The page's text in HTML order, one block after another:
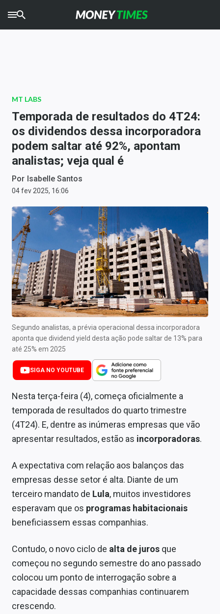
Giro do Mercado
Newsletters
Money Trader
Anuncie
Últimas Notícias
Newsletters
Cotações
Comprar ou vender?
Carteiras Recomendadas
Central de Dividendos
Central de Fundos Imobiliários
Renda Fixa
Finanças Pessoais
Mercados
Economia
Empresas
Política
Especiais
Internacional
Marketing
MT LABS
Temporada de resultados do 4T24:
os dividendos dessa incorporadora
podem saltar até 92%, apontam
analistas; veja qual é
Por Isabelle Santos
04 fev 2025, 16:06
Segundo analistas, a prévia operacional dessa incorporadora
aponta que dividend yield desta ação pode saltar de 13% para
até 25% em 2025
SIGA NO YOUTUBE
Nesta terça-feira (4), começa oficialmente a
temporada de resultados do quarto trimestre
(4T24). E, dentre as inúmeras empresas que vão
apresentar resultados, estão as incorporadoras.
A expectativa com relação aos balanços das
empresas desse setor é alta. Diante de um
terceiro mandato de Lula, muitos investidores
esperavam que os programas habitacionais
beneficiassem essas companhias.
Contudo, o novo ciclo de alta de juros que
começou no segundo semestre do ano passado
colocou um ponto de interrogação sobre a
capacidade dessas companhias continuarem
crescendo.